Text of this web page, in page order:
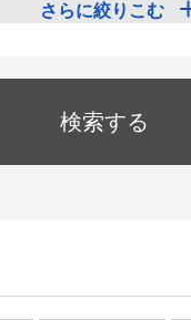
さらに絞りこむ
検索する